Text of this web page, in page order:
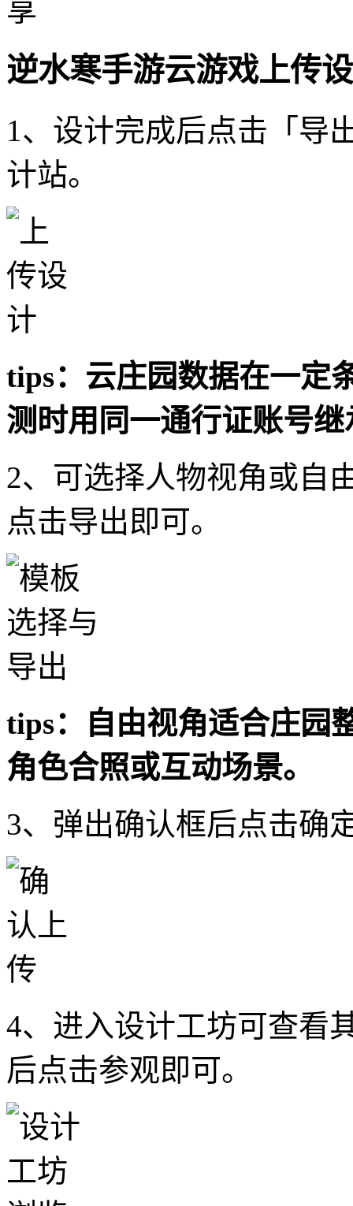
逆水寒手游云游戏上传
1、设计完成后点击「导
计站。
tips：云庄园数据在一定
测时用同一通行证账号继
2、可选择人物视角或自
点击导出即可。
tips：自由视角适合庄园
角色合照或互动场景。
3、弹出确认框后点击确
4、进入设计工坊可查看
后点击参观即可。